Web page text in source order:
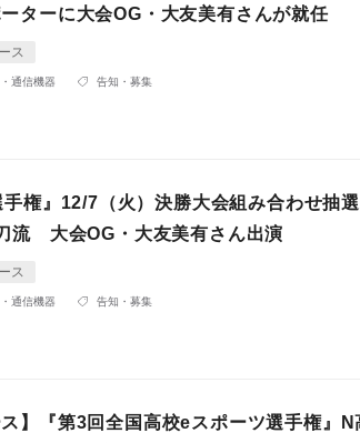
ターに大会OG・大友美有さんが就任
ス
通信機器 告知・募集
手権』12/7（火）決勝大会組み合わせ抽
流 大会OG・大友美有さん出演
ス
通信機器 告知・募集
】『第3回全国高校eスポーツ選手権』N